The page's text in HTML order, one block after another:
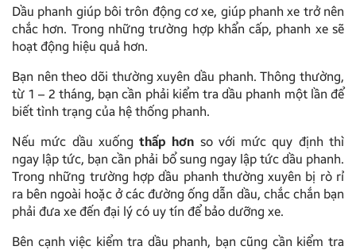
Dầu phanh giúp bôi trôn động cơ xe, giúp phanh xe trở nên
chắc hơn. Trong những trường hợp khẩn cấp, phanh xe sẽ
hoạt động hiệu quả hơn.
Bạn nên theo dõi thường xuyên dầu phanh. Thông thường,
từ 1 – 2 tháng, bạn cần phải kiểm tra dầu phanh một lần để
biết tình trạng của hệ thống phanh.
Nếu mức dầu xuống thấp hơn so với mức quy định thì
ngay lập tức, bạn cần phải bổ sung ngay lập tức dầu phanh.
Trong những trường hợp dầu phanh thường xuyên bị rò rỉ
ra bên ngoài hoặc ở các đường ống dẫn dầu, chắc chắn bạn
phải đưa xe đến đại lý có uy tín để bảo dưỡng xe.
Bên cạnh việc kiểm tra dầu phanh, bạn cũng cần kiểm tra